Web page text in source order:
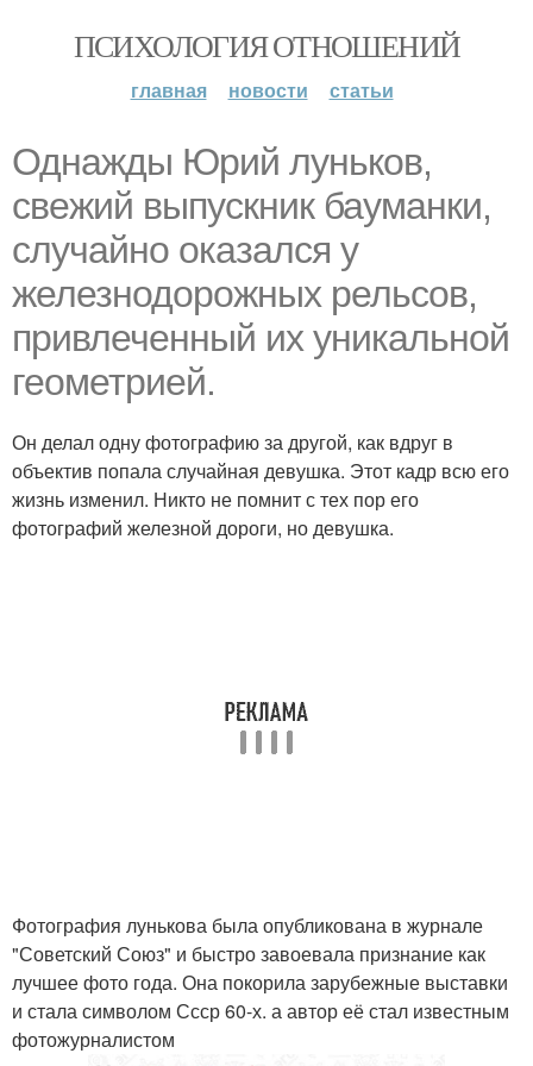
ПСИХОЛОГИЯ ОТНОШЕНИЙ
главная новости статьи
Однажды Юрий луньков,
свежий выпускник бауманки,
случайно оказался у
железнодорожных рельсов,
привлеченный их уникальной
геометрией.
Он делал одну фотографию за другой, как вдруг в
объектив попала случайная девушка. Этот кадр всю его
жизнь изменил. Никто не помнит с тех пор его
фотографий железной дороги, но девушка.
Фотография лунькова была опубликована в журнале
"Советский Союз" и быстро завоевала признание как
лучшее фото года. Она покорила зарубежные выставки
и стала символом Ссср 60-х. а автор её стал известным
фотожурналистом